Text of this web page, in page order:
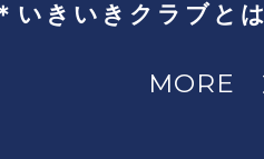
いきいきクラブとは
MORE